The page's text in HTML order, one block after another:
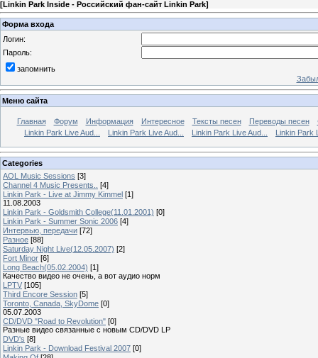
[Linkin Park Inside - Российский фан-сайт Linkin Park]
Форма входа
Логин:
Пароль:
запомнить
Меню сайта
Главная Форум Информация Интересное Тексты песен Переводы песен
Linkin Park Live Aud...
Linkin Park Live Aud... Linkin Park Live Aud... Linkin Park
Categories
AOL Music Sessions [3]
Channel 4 Music Presents..
[4]
Linkin Park - Live at Jimmy Kimmel [1]
11.08.2003
Linkin Park - Goldsmith College(11.01.2001) [0]
Linkin Park - Summer Sonic 2006 [4]
Интервью, передачи [72]
Разное [88]
Saturday Night Live(12.05.2007) [2]
Fort Minor [6]
Long Beach(05.02.2004) [1]
Качество видео не очень, а вот аудио норм
LPTV [105]
Third Encore Session [5]
Toronto, Canada, SkyDome [0]
05.07.2003
CD/DVD "Road to Revolution" [0]
Разные видео связанные с новым CD/DVD LP
DVD's [8]
Linkin Park - Download Festival 2007 [0]